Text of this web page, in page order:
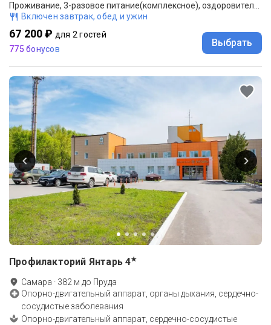
Проживание, 3-разовое питание(комплексное), оздоровительные процедуры по программе "Оздоровление"
Включен завтрак, обед и ужин
67 200 ₽ для 2 гостей
775 бонусов
Выбрать
Профилакторий Янтарь 4★
Самара · 382 м до Пруда
Опорно-двигательный аппарат, органы дыхания, сердечно-
сосудистые заболевания
Опорно-двигательный аппарат, сердечно-сосудистые